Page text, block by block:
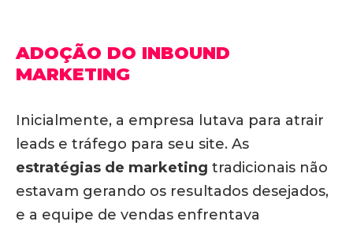
ADOÇÃO DO INBOUND
MARKETING
Inicialmente, a empresa lutava para atrair
leads e tráfego para seu site. As
estratégias de marketing tradicionais não
estavam gerando os resultados desejados,
e a equipe de vendas enfrentava